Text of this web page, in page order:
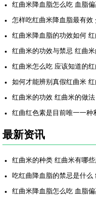
红曲米降血脂怎么吃 血脂
怎样吃红曲米降血脂最有效
红曲米降血脂的功效如何
红曲米的功效与禁忌 红曲
红曲米怎么吃 应该知道的
如何才能辨别真假红曲米
红曲米的功效 红曲米的做法
红曲红色素是目前唯一一
最新资讯
吃红曲降血脂的禁忌是什么
红曲米降血脂怎么吃 血脂